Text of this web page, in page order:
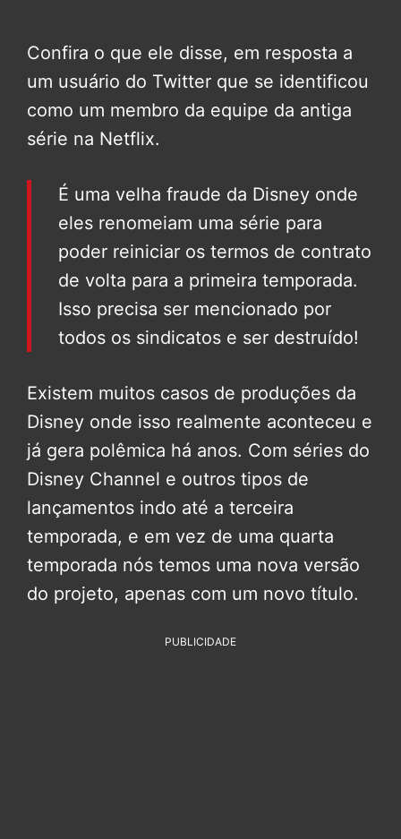
Confira o que ele disse, em resposta a
um usuário do Twitter que se identificou
como um membro da equipe da antiga
série na Netflix.
É uma velha fraude da Disney onde
eles renomeiam uma série para
poder reiniciar os termos de contrato
de volta para a primeira temporada.
Isso precisa ser mencionado por
todos os sindicatos e ser destruído!
Existem muitos casos de produções da
Disney onde isso realmente aconteceu e
já gera polêmica há anos. Com séries do
Disney Channel e outros tipos de
lançamentos indo até a terceira
temporada, e em vez de uma quarta
temporada nós temos uma nova versão
do projeto, apenas com um novo título.
PUBLICIDADE